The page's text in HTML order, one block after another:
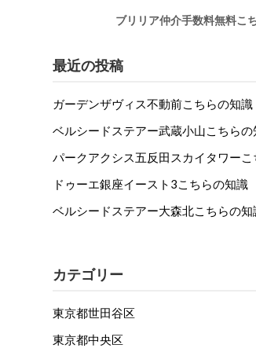
ブリリア仲介手数料無料こ
最近の投稿
ガーデンザヴィス不動前こちらの知識
ベルシードステアー武蔵小山こちらの
パークアクシス五反田スカイタワー
ドゥーエ銀座イースト3こちらの知識
ベルシードステアー大森北こちらの知
カテゴリー
東京都世田谷区
東京都中央区